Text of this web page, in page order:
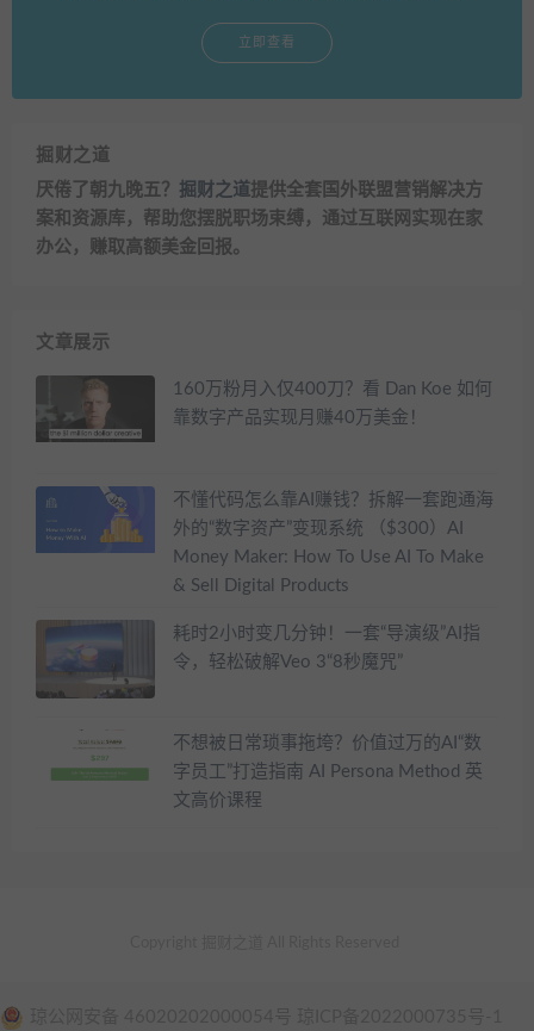
立即查看
掘财之道
厌倦了朝九晚五？ 掘财之道提供全套国外联盟营销解决方
案和资源库，帮助您摆脱职场束缚，通过互联网实现在家
办公，赚取高额美金回报。
文章展示
160万粉月入仅400刀？看 Dan Koe 如何
靠数字产品实现月赚40万美金！
不懂代码怎么靠AI赚钱？拆解一套跑通海
外的“数字资产”变现系统 （$300）AI
Money Maker: How To Use AI To Make
& Sell Digital Products
耗时2小时变几分钟！一套“导演级”AI指
令，轻松破解Veo 3“8秒魔咒”
不想被日常琐事拖垮？价值过万的AI“数
字员工”打造指南 AI Persona Method 英
文高价课程